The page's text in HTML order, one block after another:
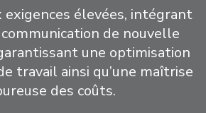
exigences élevées, intégrant
de nouvelle
une optimisation
travail ainsi qu’une maîtrise
des coûts.